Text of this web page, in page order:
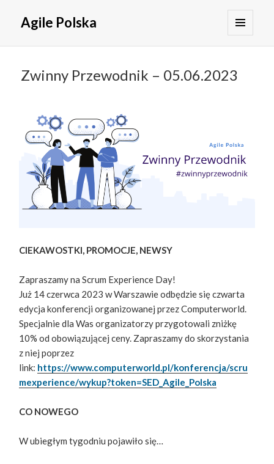
Agile Polska
WIDGETY
Zwinny Przewodnik – 05.06.2023
CIEKAWOSTKI, PROMOCJE, NEWSY
Zapraszamy na Scrum Experience Day!
Już 14 czerwca 2023 w Warszawie odbędzie się czwarta
edycja konferencji organizowanej przez Computerworld.
Specjalnie dla Was organizatorzy przygotowali zniżkę
10% od obowiązującej ceny. Zapraszamy do skorzystania
z niej poprzez
link: https://www.computerworld.pl/konferencja/scru
mexperience/wykup?token=SED_Agile_Polska
CO NOWEGO
W ubiegłym tygodniu pojawiło się…